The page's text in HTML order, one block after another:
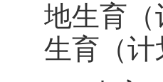
地生育
生育（